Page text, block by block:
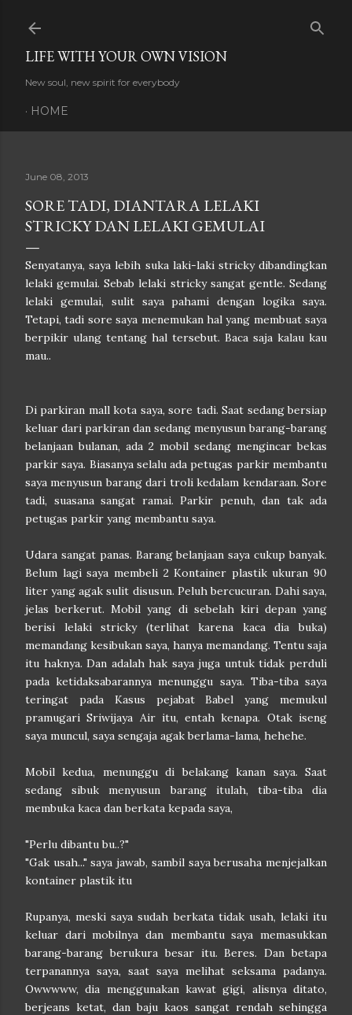
LIFE WITH YOUR OWN VISION
New soul, new spirit for everybody
HOME
June 08, 2013
SORE TADI, DIANTARA LELAKI
STRICKY DAN LELAKI GEMULAI
Senyatanya, saya lebih suka laki-laki stricky dibandingkan
lelaki gemulai. Sebab lelaki stricky sangat gentle. Sedang
lelaki gemulai, sulit saya pahami dengan logika saya.
Tetapi, tadi sore saya menemukan hal yang membuat saya
berpikir ulang tentang hal tersebut. Baca saja kalau kau
mau..
Di parkiran mall kota saya, sore tadi. Saat sedang bersiap
keluar dari parkiran dan sedang menyusun barang-barang
belanjaan bulanan, ada 2 mobil sedang mengincar bekas
parkir saya. Biasanya selalu ada petugas parkir membantu
saya menyusun barang dari troli kedalam kendaraan. Sore
tadi, suasana sangat ramai. Parkir penuh, dan tak ada
petugas parkir yang membantu saya.
Udara sangat panas. Barang belanjaan saya cukup banyak.
Belum lagi saya membeli 2 Kontainer plastik ukuran 90
liter yang agak sulit disusun. Peluh bercucuran. Dahi saya,
jelas berkerut. Mobil yang di sebelah kiri depan yang
berisi lelaki stricky (terlihat karena kaca dia buka)
memandang kesibukan saya, hanya memandang. Tentu saja
itu haknya. Dan adalah hak saya juga untuk tidak perduli
pada ketidaksabarannya menunggu saya. Tiba-tiba saya
teringat pada Kasus pejabat Babel yang memukul
pramugari Sriwijaya Air itu, entah kenapa. Otak iseng
saya muncul, saya sengaja agak berlama-lama, hehehe.
Mobil kedua, menunggu di belakang kanan saya. Saat
sedang sibuk menyusun barang itulah, tiba-tiba dia
membuka kaca dan berkata kepada saya,
"Perlu dibantu bu..?"
"Gak usah..." saya jawab, sambil saya berusaha menjejalkan
kontainer plastik itu
Rupanya, meski saya sudah berkata tidak usah, lelaki itu
keluar dari mobilnya dan membantu saya memasukkan
barang-barang berukura besar itu. Beres. Dan betapa
terpanannya saya, saat saya melihat seksama padanya.
Owwwww, dia menggunakan kawat gigi, alisnya ditato,
berjeans ketat, dan baju kaos sangat rendah sehingga